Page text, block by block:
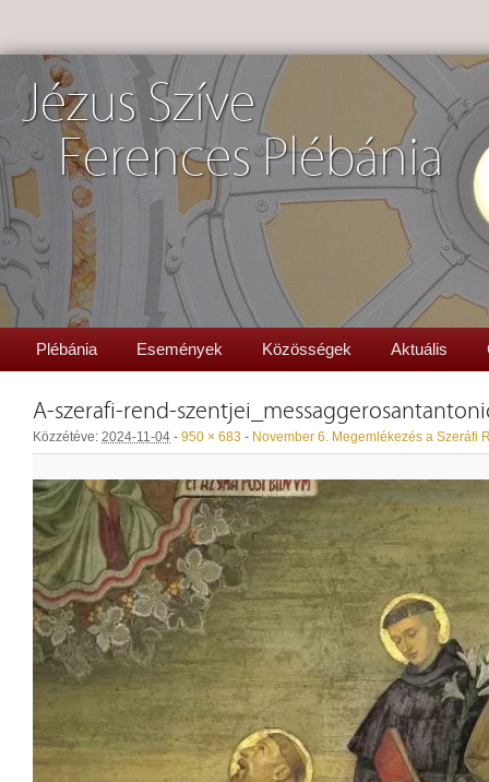
Jézus Szíve
Ferences Plébánia
Plébánia Események Közösségek Aktuális
A-szerafi-rend-
Közzétéve: 2024-11-04 - 950 × 683 - November 6. Megemlékezés a Szeráfi